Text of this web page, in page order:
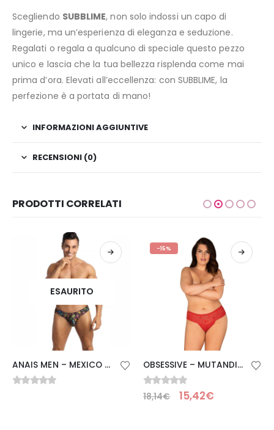
Scegliendo SUBBLIME, non solo indossi un capo di
lingerie, ma un’esperienza di eleganza e seduzione.
Regalati o regala a qualcuno di speciale questo pezzo
unico e lascia che la tua bellezza risplenda come mai
prima d’ora. Elevati all’eccellenza: con SUBBLIME, la
perfezione è a portata di mano!
INFORMAZIONI AGGIUNTIVE
RECENSIONI (0)
PRODOTTI CORRELATI
ESAURITO
ANAIS MEN – MEXICO STRING S
-15%
OBSESSIVE – MUTANDINE BLOSS MINA 4XL/5XL
0Su 5
18,14€ 15,42€